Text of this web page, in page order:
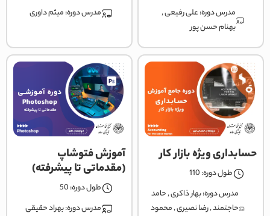
مدرس دوره:علی رفیعی,
بهنام حسن پور
مدرس دوره:میثم داوری
حسابداری ویژه بازار کار
طول دوره: 110
مدرس دوره:بهار ذاکری,حامد
حاجتمند,رضا نصیری,محمود
آموزش فتوشاپ
(مقدماتی تا پیشرفته)
طول دوره: 50
مدرس دوره:بهراد حقیقی